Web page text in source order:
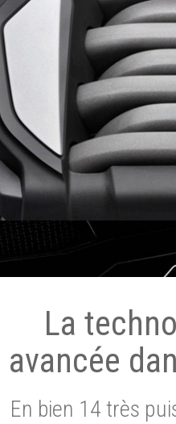
La
avancée
En bien 14 très